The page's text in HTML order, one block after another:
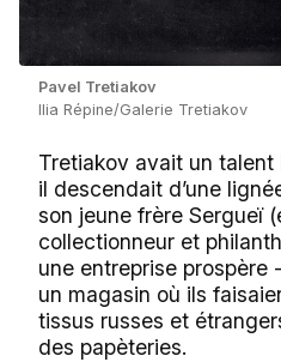
Pavel Tretiakov
Ilia Répine/Galerie Tretiakov
Tretiakov avait un
il descendait d’une
son jeune frère Sergueï
collectionneur et
une entreprise
un magasin où ils
tissus russes et
des papèteries.